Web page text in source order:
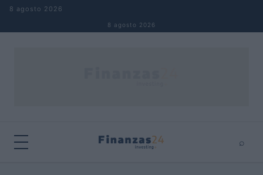
Saltar al contenido
8 agosto 2026
8 agosto 2026
⌕